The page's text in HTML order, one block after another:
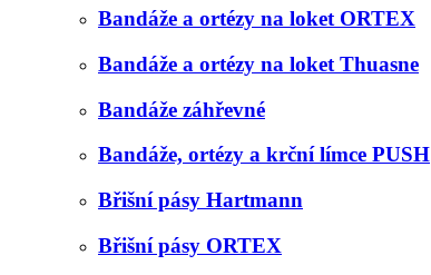
Bandáže a ortézy na loket ORTEX
Bandáže a ortézy na loket Thuasne
Bandáže záhřevné
Bandáže, ortézy a krční límce PUSH
Břišní pásy Hartmann
Břišní pásy ORTEX